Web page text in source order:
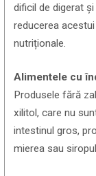
dificil de digerat
reducerea
nutriționale.
Alimentele cu
Produsele fără
xilitol, care nu
intestinul gros,
mierea sau